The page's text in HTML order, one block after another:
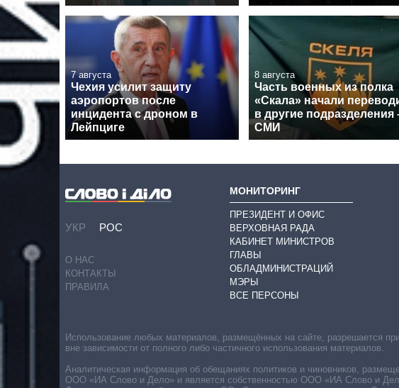
7 августа
Чехия усилит защиту
аэропортов после
инцидента с дроном в
Лейпциге
8 августа
Часть военных из полка
«Скала» начали
в другие подразделения
СМИ
УКР РОС
О НАС
КОНТАКТЫ
ПРАВИЛА
МОНИТОРИНГ
ПРЕЗИДЕНТ И ОФИС
ВЕРХОВНАЯ РАДА
КАБИНЕТ МИНИСТРОВ
ГЛАВЫ
ОБЛАДМИНИСТРАЦИЙ
МЭРЫ
ВСЕ ПЕРСОНЫ
Использование любых материалов, размещённых на сайте, разрешается
вне зависимости от полного либо частичного использования материалов.
Аналитическая информация об обещаниях политиков и чиновников,
ООО «ИА Слово и Дело» и является собственностью ООО «ИА Слово и